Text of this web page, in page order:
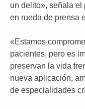
un delito», señala
en rueda de prensa
«Estamos
pacientes, pero es
preservan la vida
nueva aplicación,
de especialidades